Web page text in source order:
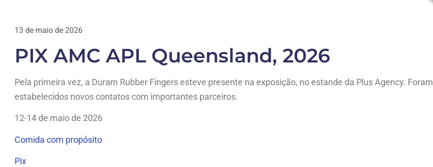
13 de maio de 2026
PIX AMC APL Queensland, 2026
Pela primeira vez, a Duram Rubber Fingers esteve presente na exposição, no estande da Plus Agency. Foram
estabelecidos novos contatos com importantes parceiros.
12-14 de maio de 2026
Comida com propósito
Pix